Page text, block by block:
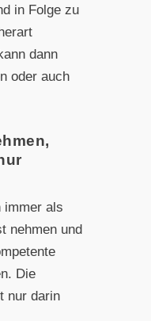
in Folge zu
dann
oder auch
immer als
nehmen und
Die
nur darin